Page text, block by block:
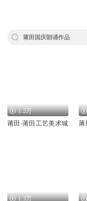
莆田国庆朗诵作品
1.2万
莆田-莆田工艺美术城 莆
1.3万